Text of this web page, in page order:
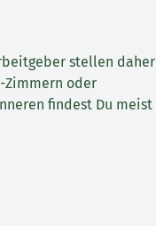
stellen daher
Zimmern oder
findest Du meist